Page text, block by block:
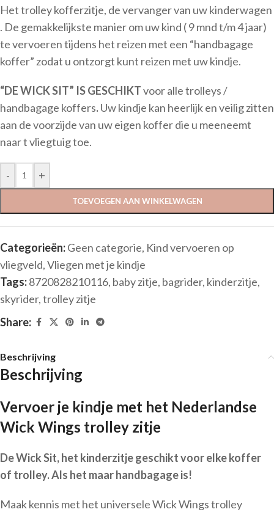
Het trolley kofferzitje, de vervanger van uw kinderwagen
. De gemakkelijkste manier om uw kind ( 9 mnd t/m 4 jaar)
te vervoeren tijdens het reizen met een “handbagage
koffer” zodat u ontzorgt kunt reizen met uw kindje.
“DE WICKSIT” IS GESCHIKTvoor alle trolleys /
handbagage koffers.Uw kindje kan heerlijk en veilig zitten
aan de voorzijde van uw eigen koffer die u meeneemt
naar t vliegtuig toe.
- +
TOEVOEGEN AAN WINKELWAGEN
Categorieën:Geen categorie, Kind vervoeren op
vliegveld,Vliegen met je kindje
Tags:8720828210116, baby zitje, bagrider, kinderzitje,
skyrider,trolley zitje
Share:
Beschrijving
Beschrijving
Vervoer je kindje met het Nederlandse
Wick Wings trolley zitje
De Wick Sit, het kinderzitje geschikt voor elke koffer
of trolley. Als het maar handbagage is!
Maak kennis met het universele Wick Wings trolley